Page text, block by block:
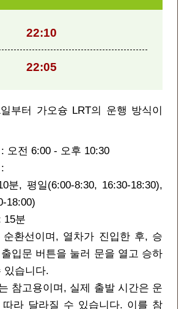
22:10
22:05
부터 가오슝 LRT의 운행 방식이
오전 6:00 - 오후 10:30
분, 평일(6:00-8:30, 16:30-18:30),
18:00)
15분
순환선이며, 열차가 진입한 후, 승
입문 버튼을 눌러 문을 열고 승하
있습니다.
참고용이며, 실제 출발 시간은 운
따라 달라질 수 있습니다. 이를 참